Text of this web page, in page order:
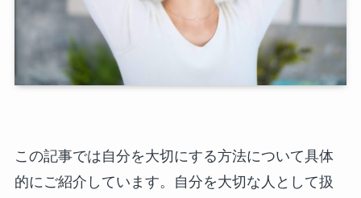
この記事では自分を大切にする方法について具体
的にご紹介しています。自分を大切な人として扱